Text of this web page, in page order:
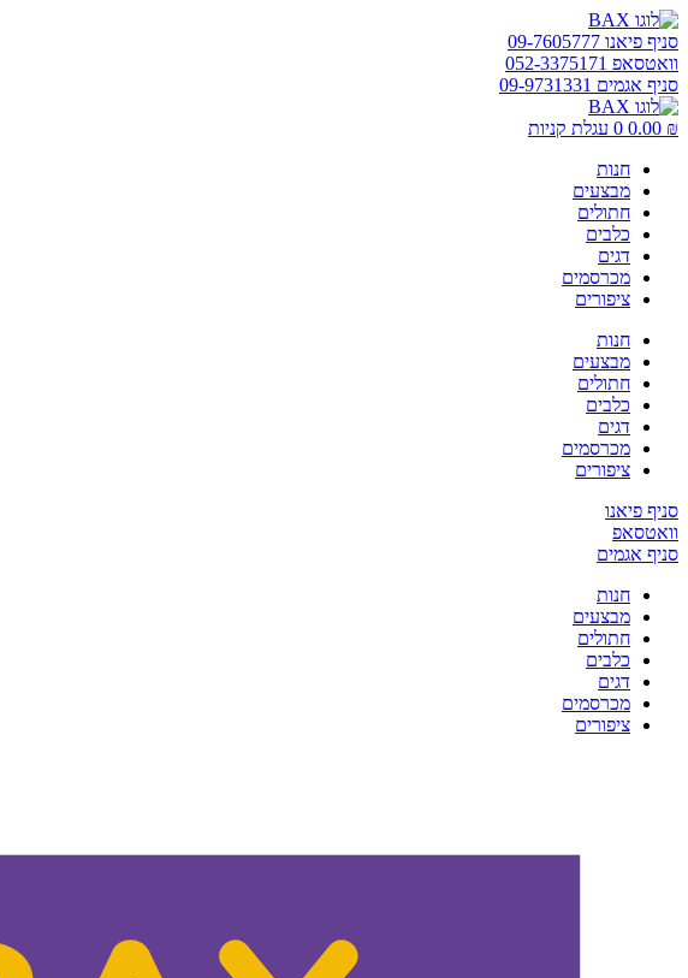
דלג
לתוכן
סניף פיאנו 09-7605777
וואטסאפ 052-3375171
סניף אגמים 09-9731331
0.00 ₪
0 עגלת קניות
חנות
מבצעים
חתולים
כלבים
דגים
מכרסמים
ציפורים
חנות
מבצעים
חתולים
כלבים
דגים
מכרסמים
ציפורים
סניף פיאנו
וואטסאפ
סניף אגמים
חנות
מבצעים
חתולים
כלבים
דגים
מכרסמים
ציפורים